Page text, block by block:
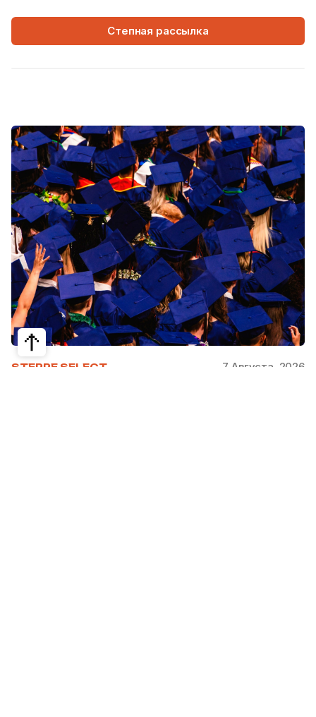
Степная рассылка
STEPPE SELECT 7 Августа, 2026